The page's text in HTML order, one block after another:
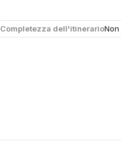
Completezza dell'itinerario